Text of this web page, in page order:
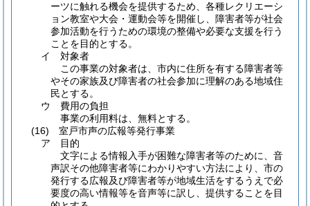
ーツに触れる機会を提供するため、各種レクリエーシ
ョン教室や大会・運動会等を開催し、障害者等が社会
参加活動を行うための環境の整備や必要な支援を行う
ことを目的とする。
イ
対象者
この事業の対象者は、市内に住所を有する障害者等
やその家族及び障害者の社会参加に理解のある地域住
民とする。
ウ
費用の負担
事業の利用料は、無料とする。
(16)
室戸市声の広報等発行事業
ア
目的
文字による情報入手が困難な障害者等のために、音
声訳その他障害者等にわかりやすい方法により、市の
発行する広報及び障害者等が地域生活をするうえで必
要度の高い情報等を音声等に訳し、提供することを目